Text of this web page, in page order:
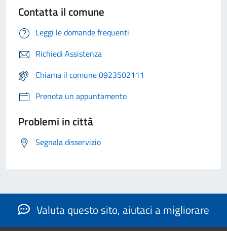
Contatta il comune
Leggi le domande frequenti
Richiedi Assistenza
Chiama il comune 0923502111
Prenota un appuntamento
Problemi in città
Segnala disservizio
Valuta questo sito, aiutaci a migliorare